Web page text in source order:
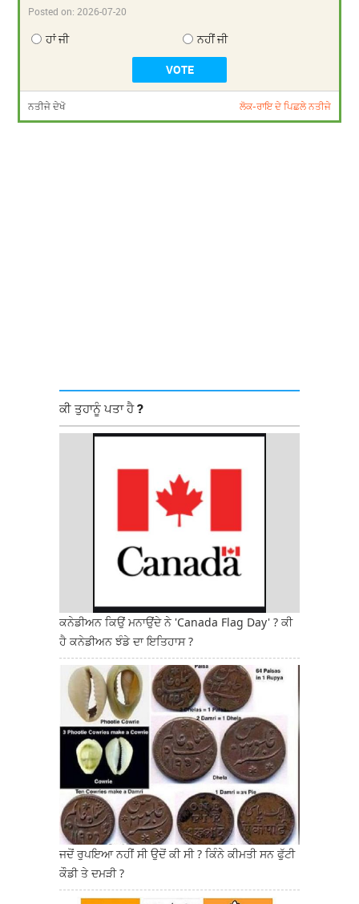
Posted on:2026-07-20
ਹਾਂ ਜੀ ਨਹੀਂ ਜੀ
ਨਤੀਜੇ ਦੇਖੋ ਲੋਕ-ਰਾਇ ਦੇ ਪਿਛਲੇ ਨਤੀਜੇ
ਕੀ ਤੁਹਾਨੂੰ ਪਤਾ ਹੈ ?
ਕਨੇਡੀਅਨ ਕਿਉਂ ਮਨਾਉਂਦੇ ਨੇ 'Canada Flag Day' ? ਕੀ
ਹੈ ਕਨੇਡੀਅਨ ਝੰਡੇ ਦਾ ਇਤਿਹਾਸ ?
ਜਦੋਂ ਰੁਪਇਆ ਨਹੀਂ ਸੀ ਉਦੋਂ ਕੀ ਸੀ ? ਕਿੰਨੇ ਕੀਮਤੀ ਸਨ ਫੁੱਟੀ
ਕੌਡੀ ਤੇ ਦਮੜੀ ?